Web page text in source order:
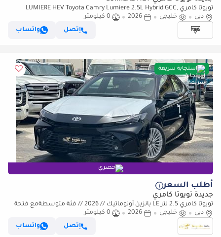
تويوتا كامري LUMIERE HEV Toyota Camry Lumiere 2.5L Hybrid GCC,
Model 2026, Color Black
دبي خليجي 2026
0 كيلومتر
إتصل
واتساب
استجابة سريعة
حصري
أطلب السعر
جديدة تويوتا كامري
تويوتا كامري 2.5 لتر LE بانزين أوتوماتيك // 2026 // فئة متوسطةمع فتحة
سقف، DVD وكاميرا خلفية،
دبي خليجي 2026
0 كيلومتر
إتصل
واتساب